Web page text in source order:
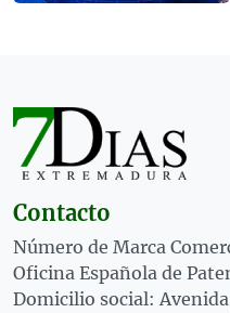
Contacto
Número de Marca
Oficina Española de
Domicilio social: